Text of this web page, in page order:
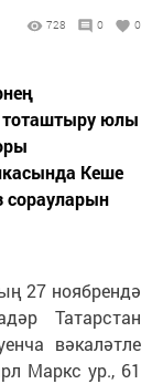
728 0 0
тоташтыру юлы
Кеше
сорауларын
27 ноябрендә
Татарстан
вәкаләтле
Маркс ур., 61